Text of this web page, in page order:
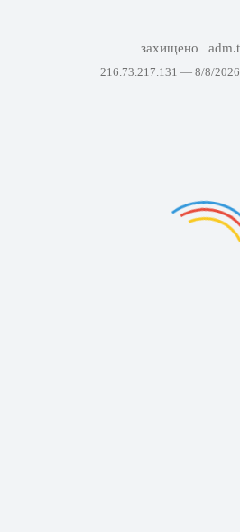
захищено
216.73.217.131 — 8/8/